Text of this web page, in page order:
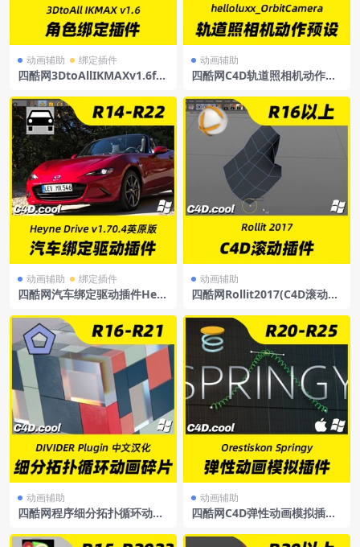
动画辅助 绑定插件
四酷网3DtoAllIKMAXv1.6for
插件IKMAX1.6
动画辅助
四酷网C4D轨道照相机动作预
ra
动画辅助 绑定插件
四酷网汽车绑定驱动插件Hey
S22win英文原版
动画辅助
四酷网Rollit2017(C4D滚动插
动画辅助
四酷网程序细分拓扑循环动画
DERPlugin支持R16-R21
动画辅助
四酷网C4D弹性动画模拟插件
ForCinema4DR20-R25+使用